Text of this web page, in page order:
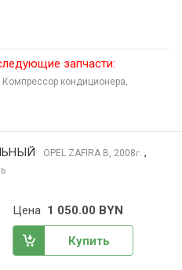
запчасти:
Компрессор кондиционера,
OPEL ZAFIRA B, 2008г. ,
Цена 1 050.00 BYN
Купить